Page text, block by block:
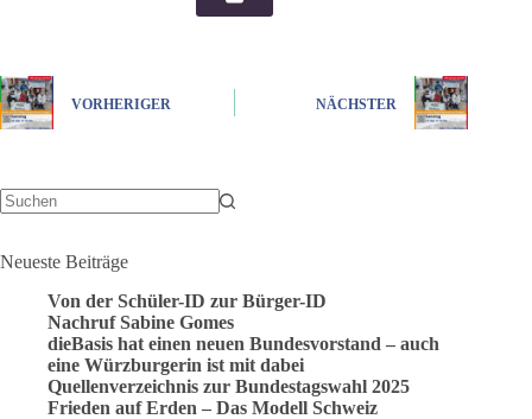
VORHERIGER NÄCHSTER
Neueste Beiträge
Von der Schüler-ID zur Bürger-ID
Nachruf Sabine Gomes
dieBasis hat einen neuen Bundesvorstand – auch
eine Würzburgerin ist mit dabei
Quellenverzeichnis zur Bundestagswahl 2025
Frieden auf Erden – Das Modell Schweiz